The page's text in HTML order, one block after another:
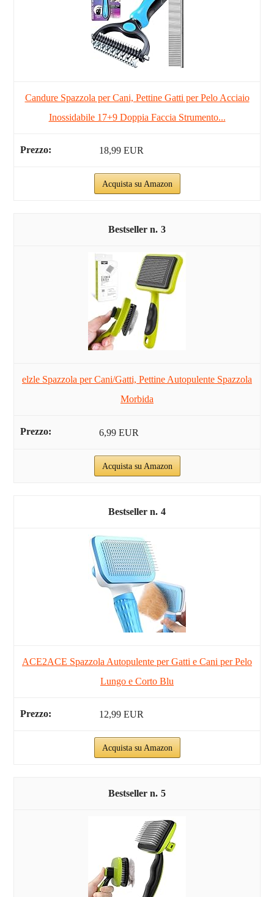
Candure Spazzola per Cani, Pettine Gatti per Pelo Acciaio
Inossidabile 17+9 Doppia Faccia Strumento...
18,99 EUR
Acquista su Amazon
3
elzle Spazzola per Cani/Gatti, Pettine Autopulente Spazzola
Morbida
6,99 EUR
Acquista su Amazon
4
ACE2ACE Spazzola Autopulente per Gatti e Cani per Pelo
Lungo e Corto Blu
12,99 EUR
Acquista su Amazon
5